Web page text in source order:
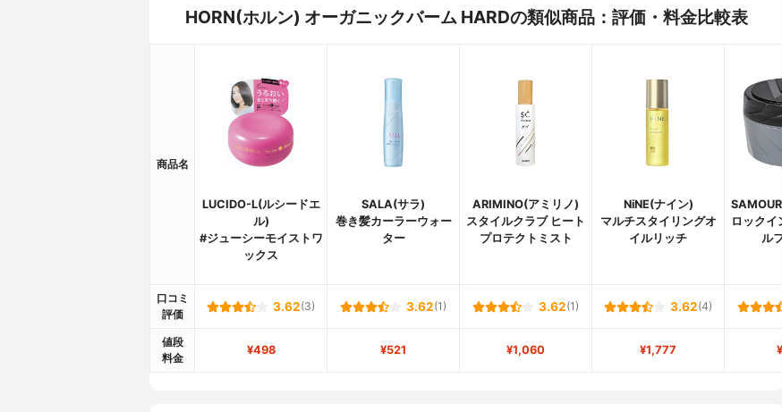
HORN(ホルン) オーガニックバーム HARDの類似商品：評価・料金比較表
商品名
LUCIDO-L(ルシードエ
ル)
#ジューシーモイストワ
ックス
SALA(サラ)
巻き髪カーラーウォー
ター
ARIMINO(アミリノ)
スタイルクラブ ヒート
プロテクトミスト
NiNE(ナイン)
マルチスタイリングオ
イルリッチ
ロックイ
ル
口コミ
評価
3.62(3) 3.62(1) 3.62(1) 3.62(4)
値段
料金
¥498 ¥521 ¥1,060 ¥1,777